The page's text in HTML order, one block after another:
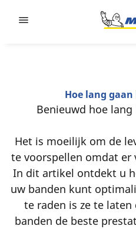
Hoe lang
Benieuwd hoe
Het is moeilijk om de
te voorspellen omdat er
In dit artikel ontdekt u
uw banden kunt
te raden is ze te
banden de beste